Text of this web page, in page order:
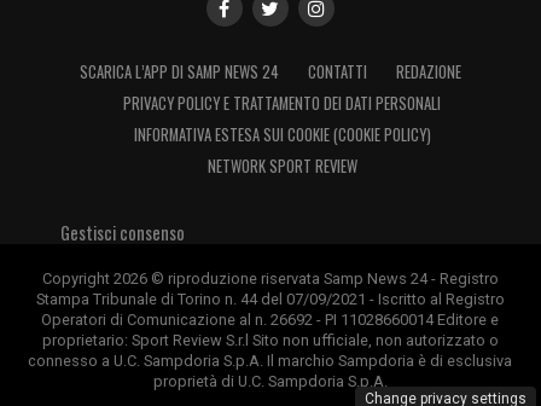
47′ Tiro Sampdoria– Ci prova Sibilli da fuori
area, respinge Cerofolini.
52′ Tiro Sampdoria– Conclusione di Yepes,
respinge Cerofolini.
SCARICA L’APP DI SAMP NEWS 24 CONTATTI
REDAZIONE
PRIVACY POLICY E TRATTAMENTO DEI DATI PERSONALI
INFORMATIVA ESTESA SUI COOKIE (COOKIE POLICY)
NETWORK SPORT REVIEW
Gestisci consenso
Copyright 2026 © riproduzione riservata Samp News 24 - Registro
Stampa Tribunale di Torino n. 44 del 07/09/2021 - Iscritto al Registro
Operatori di Comunicazione al n. 26692 - PI 11028660014 Editore e
proprietario: Sport Review S.r.l Sito non ufficiale, non autorizzato o
connesso a U.C. Sampdoria S.p.A. Il marchio Sampdoria è di esclusiva
proprietà di U.C. Sampdoria S.p.A.
Change privacy settings